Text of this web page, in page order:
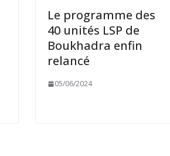
Le programme des
40 unités LSP de
Boukhadra enfin
relancé
05/06/2024